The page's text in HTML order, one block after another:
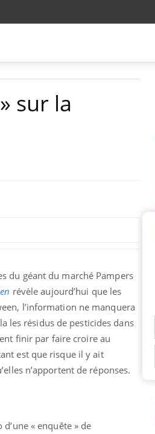
sur la
du géant du marché Pampers
révèle aujourd’hui que les
l’information ne manquera
les résidus de pesticides dans
finir par faire croire au
est que risque il y ait
n’apportent de réponses.
d’une « enquête » de
Grossesse et chaleur : ce
que dit la science